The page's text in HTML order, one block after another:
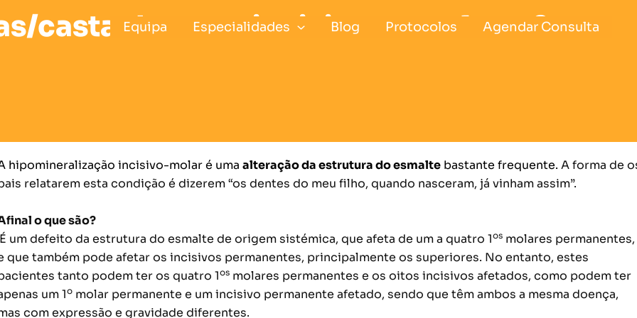
Equipa Especialidades Blog Protocolos Agendar Consulta
castanhas nos incisivos e molares?
hipomineralização incisivo-molar é uma alteração da estrutura do esmaltebastante frequente. A forma de
relatarem esta condição é dizerem “os dentes do meu filho, quando nasceram, já vinham assim”.
o que são?
É um defeito da estrutura do esmalte de origem sistémica, que afeta de um a quatro 1osmolares permanentes,
que também pode afetar os incisivos permanentes, principalmente os superiores. No entanto, estes
tanto podem ter os quatro 1osmolares permanentes e os oitos incisivos afetados, como podem ter
um 1omolar permanente e um incisivo permanente afetado, sendo que têm ambos a mesma doença,
com expressão e gravidade diferentes.